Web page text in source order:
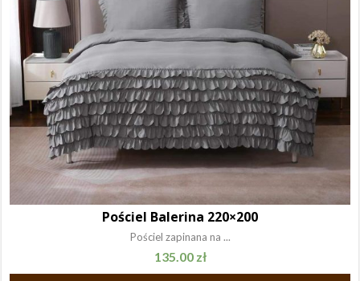
Pościel Balerina 220×200
Pościel zapinana na ...
135.00 zł